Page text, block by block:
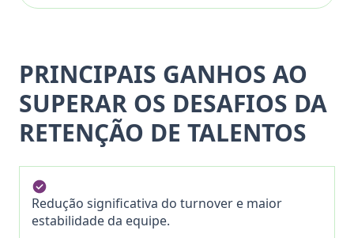
PRINCIPAIS GANHOS AO
SUPERAR OS DESAFIOS DA
RETENÇÃO DE TALENTOS
Redução significativa do turnover e maior
estabilidade da equipe.